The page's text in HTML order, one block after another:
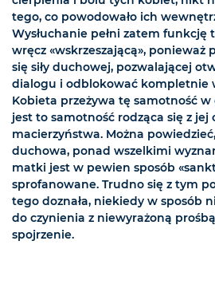
tego, co powodowało ich
Wysłuchanie pełni zatem funkcję
wręcz «wskrzeszającą»,
się siły duchowej, pozwalającej
dialogu i odblokować kompletnie
Kobieta przeżywa tę samotność w
jest to samotność rodząca się z jej
macierzyństwa. Można
duchowa, ponad wszelkimi
matki jest w pewien sposób
sprofanowane. Trudno się z tym
tego doznała, niekiedy w sposób
do czynienia z niewyrażoną
spojrzenie.